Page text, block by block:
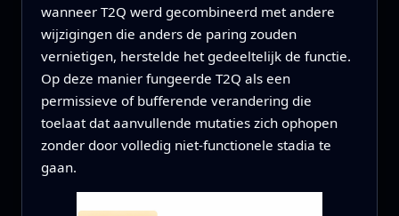
wanneer T2Q werd gecombineerd met andere
wijzigingen die anders de paring zouden
vernietigen, herstelde het gedeeltelijk de functie.
Op deze manier fungeerde T2Q als een
permissieve of bufferende verandering die
toelaat dat aanvullende mutaties zich ophopen
zonder door volledig niet-functionele stadia te
gaan.